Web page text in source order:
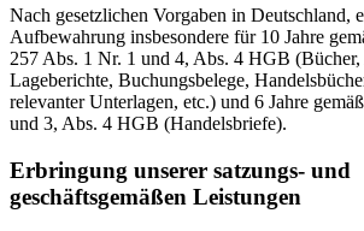
Nach gesetzlichen Vorgaben in Deutschland,
Aufbewahrung insbesondere für 10 Jahre
257 Abs. 1 Nr. 1 und 4, Abs. 4 HGB
Lageberichte, Buchungsbelege,
relevanter Unterlagen, etc.) und 6 Jahre
und 3, Abs. 4 HGB (Handelsbriefe).
Erbringung unserer satzungs- und
geschäftsgemäßen Leistungen